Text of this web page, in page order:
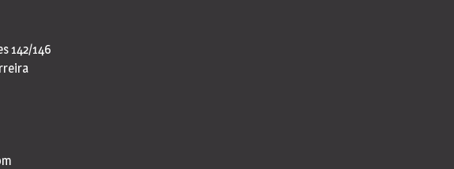
142/146